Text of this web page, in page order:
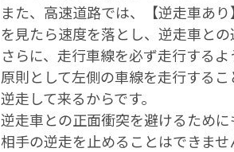
また、高速道路では、【逆走車あ
を見たら速度を落とし、逆走車との
さらに、走行車線を必ず走行するよ
原則として左側の車線を走行する
逆走して来るからです。
逆走車との正面衝突を避けるために
相手の逆走を止めることはできま